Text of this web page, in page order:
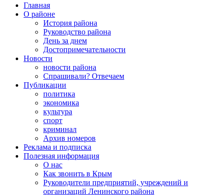
Главная
О районе
История района
Руководство района
День за днем
Достопримечательности
Новости
новости района
Спрашивали? Отвечаем
Публикации
политика
экономика
культура
спорт
криминал
Архив номеров
Реклама и подписка
Полезная информация
О нас
Как звонить в Крым
Руководители предприятий, учреждений и
организаций Ленинского района